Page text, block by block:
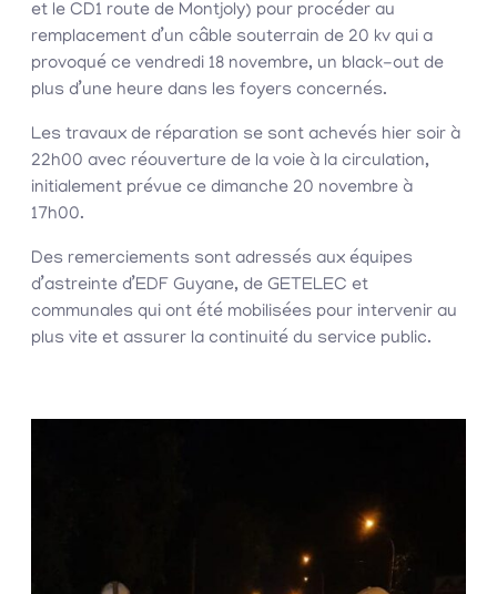
et le CD1 route de Montjoly) pour procéder au
remplacement d’un câble souterrain de 20 kv qui a
provoqué ce vendredi 18 novembre, un black-out de
plus d’une heure dans les foyers concernés.
Les travaux de réparation se sont achevés hier soir à
22h00 avec réouverture de la voie à la circulation,
initialement prévue ce dimanche 20 novembre à
17h00.
Des remerciements sont adressés aux équipes
d’astreinte d’EDF Guyane, de GETELEC et
communales qui ont été mobilisées pour intervenir au
plus vite et assurer la continuité du service public.